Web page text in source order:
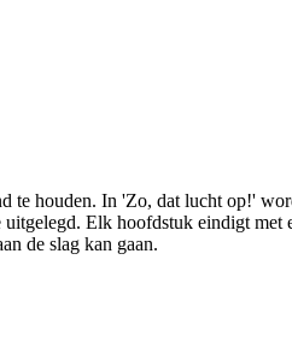
te houden. In 'Zo, dat lucht op!'
Elk hoofdstuk eindigt met
de slag kan gaan.